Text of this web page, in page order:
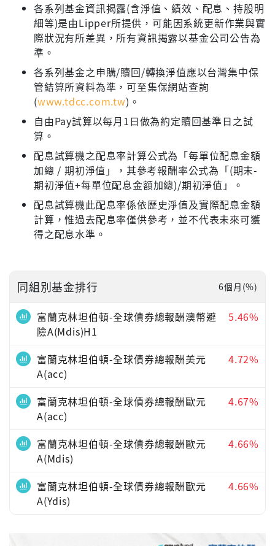
各系列基金資訊揭露(含淨值、績效、配息、持股明
細等)是由Lipper所提供，可能因系統更新作業與實
際狀況有所差異，所有資訊揭露以基金公司公告為
準。
各系列基金之申購/贖回/轉換淨值應以台灣集中保
管結算所資料為準，可至集保網站查詢
(www.tdcc.com.tw)。
自由Pay試算以每月1日做為約定贖回基準日之試
算。
配息試算機之配息率計算公式為「每單位配息金額
加總 / 期初淨值」，其參考報酬率公式為「(期末-
期初淨值+每單位配息金額加總)/期初淨值」。
配息試算機此配息率係依歷史淨值及實際配息金額
計算，惟過去配息率僅供參考，並不代表未來可獲
得之配息水準。
同組別基金排行 6個月(%)
富蘭克林坦伯頓-全球債券總報酬澳幣避
險A(Mdis)H1
5.46%
富蘭克林坦伯頓-全球債券總報酬美元
A(acc)
4.72%
富蘭克林坦伯頓-全球債券總報酬歐元
A(acc)
4.67%
富蘭克林坦伯頓-全球債券總報酬歐元
A(Mdis)
4.66%
富蘭克林坦伯頓-全球債券總報酬歐元
A(Ydis)
4.66%